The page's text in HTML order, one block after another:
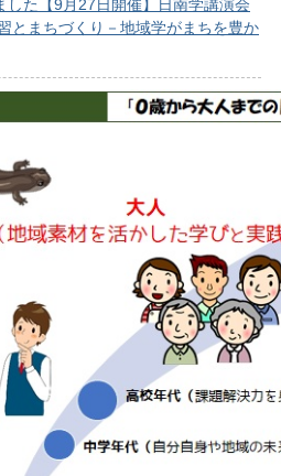
た【9月27日開催】日南学講演会
とまちづくり－地域学がまちを豊か